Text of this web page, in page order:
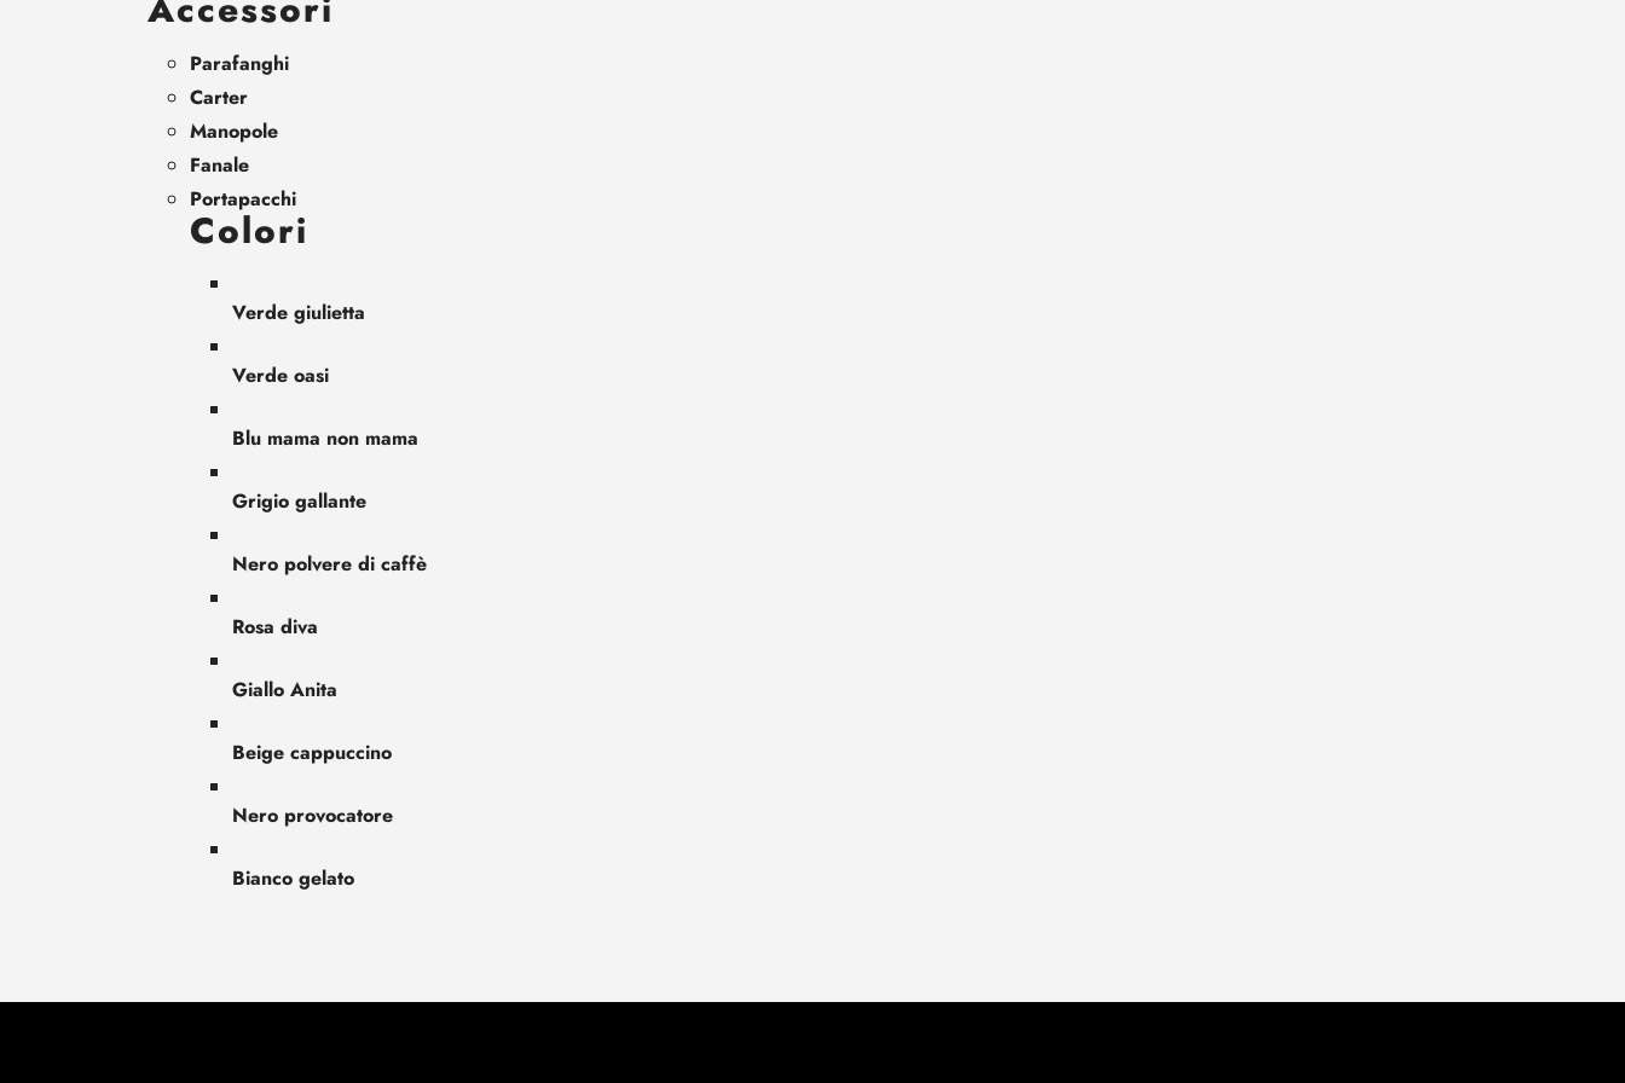
Parafanghi
Carter
Manopole
Fanale
Portapacchi
Colori
Verde giulietta
Verde oasi
Blu mama non mama
Grigio gallante
Nero polvere di caffè
Rosa diva
Giallo Anita
Beige cappuccino
Nero provocatore
Bianco gelato